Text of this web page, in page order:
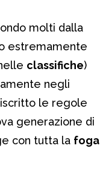
molti dalla
estremamente
classifiche)
negli
le regole
generazione di
con tutta la foga